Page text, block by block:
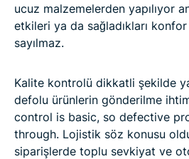
ucuz malzemelerden yapılıyor
etkileri ya da sağladıkları
sayılmaz.
Kalite kontrolü dikkatli şekilde
defolu ürünlerin gönderilme
control is basic, so defective
through. Lojistik söz konusu
siparişlerde toplu sevkiyat ve